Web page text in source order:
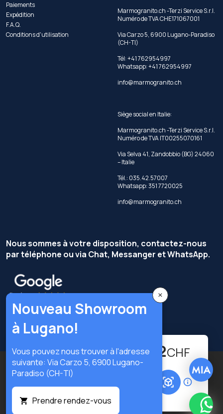
- + 492.62CHF
Paiements
Expédition
F.A.Q.
Conditions d'utilisation
Marmogranito.ch -Terzi Service S.r.l.
Numéro de TVA CHE171067001
Via Carzo 5, 6900 Lugano-Paradiso
(CH-TI)
Tél: +41 762954997
Whatsapp:+41 762954997
info@marmogranito.ch
Siège social en Italie:
Marmogranito.ch -Terzi Service S.r.l.
Numéro de TVA IT00255070161
Via Selva 41, Zandobbio (BG) 24060
– Italie
Tél.: 035.42.57007
Whatsapp: 351 7720025
info@marmogranito.ch
Nous sommes à votre disposition, contactez-nous
par téléphone ou via Chat, Messanger et WhatsApp.
Copyright © Terzi Service S.r.l. — Tous droits réservés.
×
Nouveau Showroom
à Lugano!
Vous pouvez nous trouver à l'adresse
suivante: Via Carzo 5, 6900 Lugano-
Paradiso (CH-TI)
Prendre rendez-vous